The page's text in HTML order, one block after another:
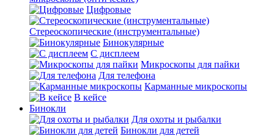
Цифровые
Стереоскопические (инструментальные)
Бинокулярные
С дисплеем
Микроскопы для пайки
Для телефона
Карманные микроскопы
В кейсе
Бинокли
Для охоты и рыбалки
Бинокли для детей